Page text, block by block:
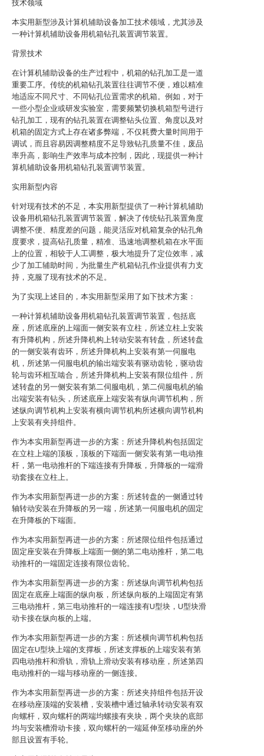
技术领域
本实用新型涉及计算机辅助设备加工技术领域，尤其涉及
一种计算机辅助设备用机箱钻孔装置调节装置。
背景技术
在计算机辅助设备的生产过程中，机箱的钻孔加工是一道
重要工序。传统的机箱钻孔装置往往调节不便，难以精准
地适应不同尺寸、不同钻孔位置需求的机箱。例如，对于
一些小型企业或研发实验室，需要频繁切换机箱型号进行
钻孔加工，现有的钻孔装置在调整钻头位置、角度以及对
机箱的固定方式上存在诸多弊端，不仅耗费大量时间用于
调试，而且容易因调整精度不足导致钻孔质量不佳，废品
率升高，影响生产效率与成本控制，因此，现提供一种计
算机辅助设备用机箱钻孔装置调节装置。
实用新型内容
针对现有技术的不足，本实用新型提供了一种计算机辅助
设备用机箱钻孔装置调节装置，解决了传统钻孔装置角度
调整不便、精度差的问题，能灵活应对机箱复杂的钻孔角
度要求，提高钻孔质量，精准、迅速地调整机箱在水平面
上的位置，相较于人工调整，极大地提升了定位效率，减
少了加工辅助时间，为批量生产机箱钻孔作业提供有力支
持，克服了现有技术的不足。
为了实现上述目的，本实用新型采用了如下技术方案：
一种计算机辅助设备用机箱钻孔装置调节装置，包括底
座，所述底座的上端面一侧安装有立柱，所述立柱上安装
有升降机构，所述升降机构上转动安装有转盘，所述转盘
的一侧安装有齿环，所述升降机构上安装有第一伺服电
机，所述第一伺服电机的输出端安装有驱动齿轮，驱动齿
轮与齿环相互啮合，所述升降机构上安装有限位组件，所
述转盘的另一侧安装有第二伺服电机，第二伺服电机的输
出端安装有钻头，所述底座上端安装有纵向调节机构，所
述纵向调节机构上安装有横向调节机构所述横向调节机构
上安装有夹持组件。
作为本实用新型再进一步的方案：所述升降机构包括固定
在立柱上端的顶板，顶板的下端面一侧安装有第一电动推
杆，第一电动推杆的下端连接有升降板，升降板的一端滑
动套接在立柱上。
作为本实用新型再进一步的方案：所述转盘的一侧通过转
轴转动安装在升降板的另一端，所述第一伺服电机的固定
在升降板的下端面。
作为本实用新型再进一步的方案：所述限位组件包括通过
固定座安装在升降板上端面一侧的第二电动推杆，第二电
动推杆的一端固定连接有限位齿轮。
作为本实用新型再进一步的方案：所述纵向调节机构包括
固定在底座上端面的纵向板，所述纵向板的上端固定有第
三电动推杆，第三电动推杆的一端连接有U型块，U型块滑
动卡接在纵向板的上端。
作为本实用新型再进一步的方案：所述横向调节机构包括
固定在U型块上端的支撑板，所述支撑板的上端安装有第
四电动推杆和滑轨，滑轨上滑动安装有移动座，所述第四
电动推杆的一端与移动座的一侧连接。
作为本实用新型再进一步的方案：所述夹持组件包括开设
在移动座顶端的安装槽，安装槽中通过轴承转动安装有双
向螺杆，双向螺杆的两端均螺接有夹块，两个夹块的底部
均与安装槽滑动卡接，双向螺杆的一端延伸至移动座的外
部且设置有手轮。